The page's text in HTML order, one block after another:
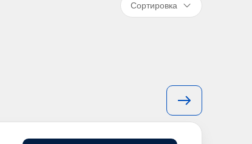
Сортировка